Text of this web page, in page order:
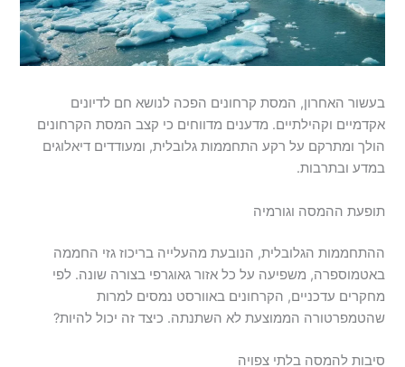
בעשור האחרון, המסת קרחונים הפכה לנושא חם לדיונים
אקדמיים וקהילתיים. מדענים מדווחים כי קצב המסת הקרחונים
הולך ומתרקם על רקע התחממות גלובלית, ומעודדים דיאלוגים
במדע ובתרבות.
תופעת ההמסה וגורמיה
ההתחממות הגלובלית, הנובעת מהעלייה בריכוז גזי החממה
באטמוספרה, משפיעה על כל אזור גאוגרפי בצורה שונה. לפי
מחקרים עדכניים, הקרחונים באוורסט נמסים למרות
שהטמפרטורה הממוצעת לא השתנתה. כיצד זה יכול להיות?
סיבות להמסה בלתי צפויה